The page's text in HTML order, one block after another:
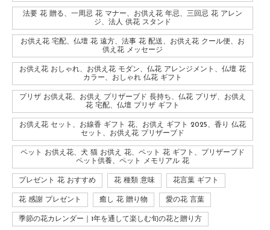
法要 花 贈る、一周忌 花 マナー、お供え花 年忌、三回忌 花 アレン
ジ、法人 供花 スタンド
お供え花 宅配、仏壇 花 遠方、法事 花 配送、お供え花 クール便、お
供え花 メッセージ
お供え花 おしゃれ、お供え花 モダン、仏花 アレンジメント、仏壇 花
カラー、おしゃれ 仏花 ギフト
プリザ お供え花、お供え プリザーブド 長持ち、仏花 プリザ、お供え
花 宅配、仏壇 プリザ ギフト
お供え花 セット、お線香 ギフト 花、お供え ギフト 2025、香り 仏花
セット、お供え花 プリザーブド
ペット お供え花、犬 猫 お供え 花、ペット 花 ギフト、プリザーブド
ペット供養、ペット メモリアル 花
プレゼント 花 おすすめ 花 種類 意味 花言葉 ギフト
花 感謝 プレゼント 癒し 花 贈り物 愛の花 言葉
季節の花カレンダー｜1年を通して楽しむ旬の花と贈り方